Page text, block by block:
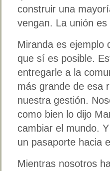
construir una
vengan. La unión
Miranda es ejemplo
que sí es posible.
entregarle a la
más grande de esa
nuestra gestión.
como bien lo dijo
cambiar el mundo.
un pasaporte hacia
Mientras nosotros